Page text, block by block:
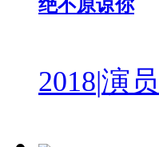
绝不原谅你
2018|演员